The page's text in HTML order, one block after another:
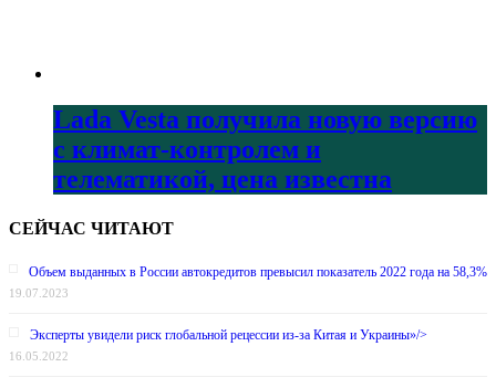
Lada Vesta получила новую версию
с климат-контролем и
телематикой, цена известна
СЕЙЧАС ЧИТАЮТ
Объем выданных в России автокредитов превысил показатель 2022 года на 58,3%
19.07.2023
Эксперты увидели риск глобальной рецессии из-за Китая и Украины»/>
16.05.2022